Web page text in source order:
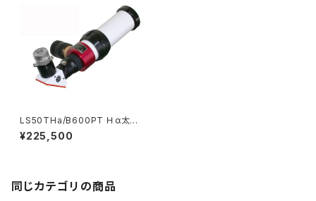
LS50THa/B600PT Ｈα太陽
望遠鏡
¥225,500
同じカテゴリの商品